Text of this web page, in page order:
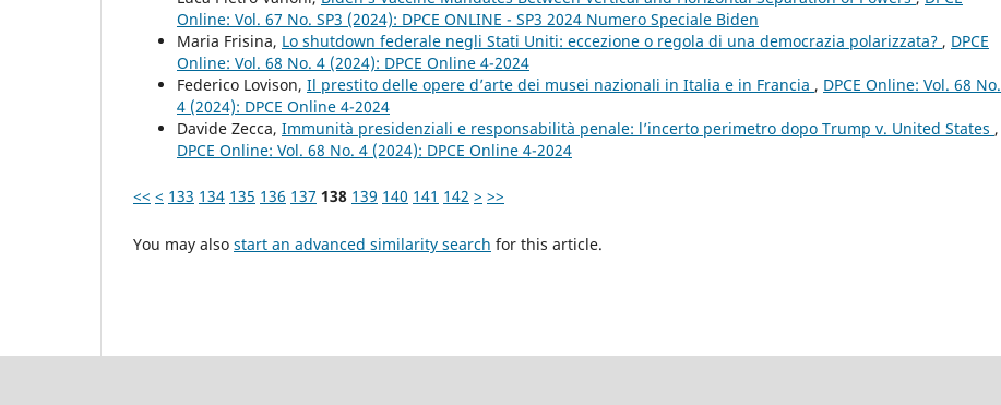
Online: Vol. 67 No. SP3 (2024): DPCE ONLINE - SP3 2024 Numero Speciale Biden
Maria Frisina, Lo shutdown federale negli Stati Uniti: eccezione o regola di una democrazia polarizzata? , DPCE
Online: Vol. 68 No. 4 (2024): DPCE Online 4-2024
Federico Lovison, Il prestito delle opere d’arte dei musei nazionali in Italia e in Francia , DPCE Online: Vol. 68 No.
4 (2024): DPCE Online 4-2024
Davide Zecca, Immunità presidenziali e responsabilità penale: l’incerto perimetro dopo Trump v. United States ,
DPCE Online: Vol. 68 No. 4 (2024): DPCE Online 4-2024
<< < 133 134 135 136 137 138 139 140 141 142 > >>
You may also start an advanced similarity search for this article.